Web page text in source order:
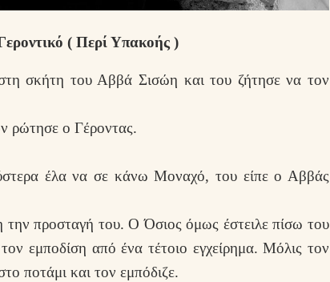
( Περί Υπακοής )
σκήτη του Αββά Σισώη και του ζήτησε να τον
ρώτησε ο Γέροντας.
έλα να σε κάνω Μοναχό, του είπε ο Αββάς
προσταγή του. Ο Όσιος όμως έστειλε πίσω του
εμποδίση από ένα τέτοιο εγχείρημα. Μόλις τον
ποτάμι και τον εμπόδιζε.